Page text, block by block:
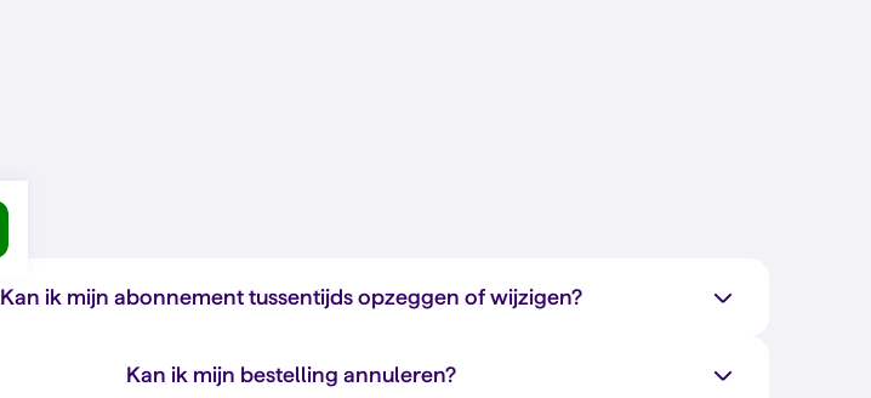
Kan ik mijn abonnement tussentijds opzeggen of wijzigen?
Kan ik mijn bestelling annuleren?